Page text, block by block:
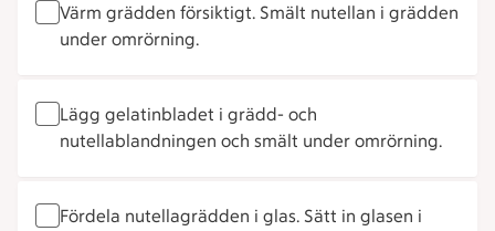
Värm grädden försiktigt. Smält nutellan i grädden
under omrörning.
Lägg gelatinbladet i grädd- och
nutellablandningen och smält under omrörning.
Fördela nutellagrädden i glas. Sätt in glasen i